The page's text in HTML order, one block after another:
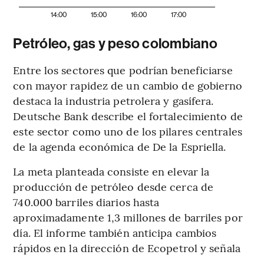
14:00 15:00 16:00 17:00
Petróleo, gas y peso colombiano
Entre los sectores que podrían beneficiarse
con mayor rapidez de un cambio de gobierno
destaca la industria petrolera y gasífera.
Deutsche Bank describe el fortalecimiento de
este sector como uno de los pilares centrales
de la agenda económica de De la Espriella.
La meta planteada consiste en elevar la
producción de petróleo desde cerca de
740.000 barriles diarios hasta
aproximadamente 1,3 millones de barriles por
día. El informe también anticipa cambios
rápidos en la dirección de Ecopetrol y señala